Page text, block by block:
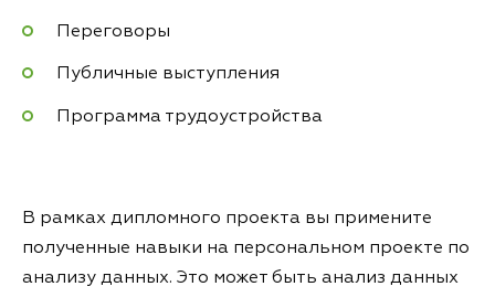
Переговоры
Публичные выступления
Программа трудоустройства
В рамках дипломного проекта вы примените
полученные навыки на персональном проекте по
анализу данных. Это может быть анализ данных